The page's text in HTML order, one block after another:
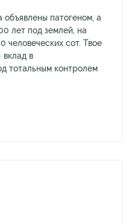
объявлены патогеном, а
лет под землей, на
человеческих сот. Твое
в
тотальным контролем